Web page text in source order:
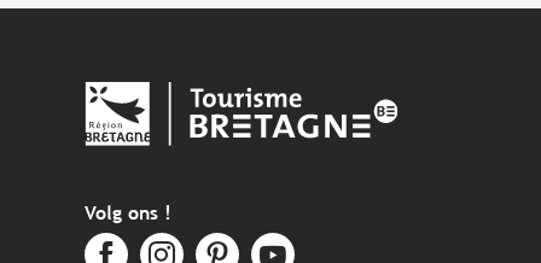
Volg ons !